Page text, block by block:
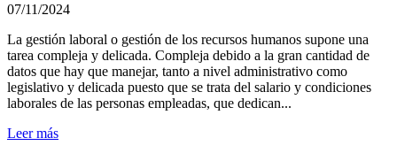
07/11/2024
La gestión laboral o gestión de los recursos humanos supone una
tarea compleja y delicada. Compleja debido a la gran cantidad de
datos que hay que manejar, tanto a nivel administrativo como
legislativo y delicada puesto que se trata del salario y condiciones
laborales de las personas empleadas, que dedican...
Leer más